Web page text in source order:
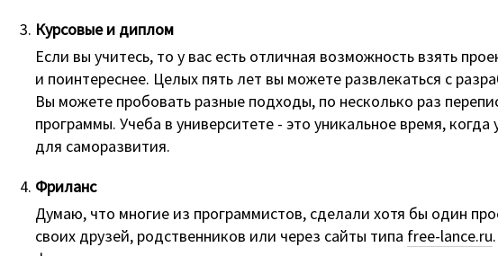
Курсовые и диплом
Если вы учитесь, то у вас есть отличная возможность взять
и поинтереснее. Целых пять лет вы можете развлекаться с
Вы можете пробовать разные подходы, по несколько раз
программы. Учеба в университете - это уникальное время, когда
для саморазвития.
Фриланс
Думаю, что многие из программистов, сделали хотя бы один
своих друзей, родственников или через сайты типа free-lance.ru